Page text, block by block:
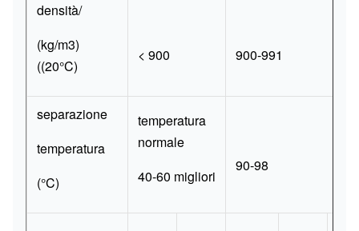
densità/
(kg/m3)
((20°C)
< 900 900-991
separazione
temperatura
(°C)
temperatura
normale
40-60 migliori
90-98